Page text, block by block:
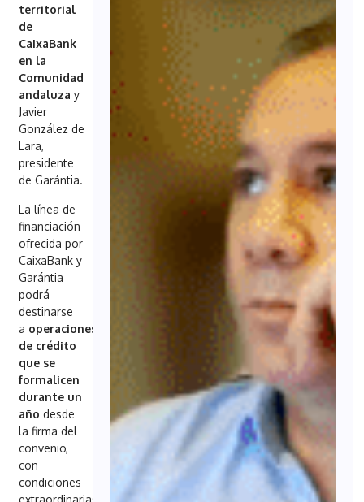
territorial
de
CaixaBank
en la
Comunidad
andaluza y
Javier
González de
Lara,
presidente
de Garántia.
La línea de
financiación
ofrecida por
CaixaBank y
Garántia
podrá
destinarse
a operaciones
de crédito
que se
formalicen
durante un
año desde
la firma del
convenio,
con
condiciones
extraordinarias